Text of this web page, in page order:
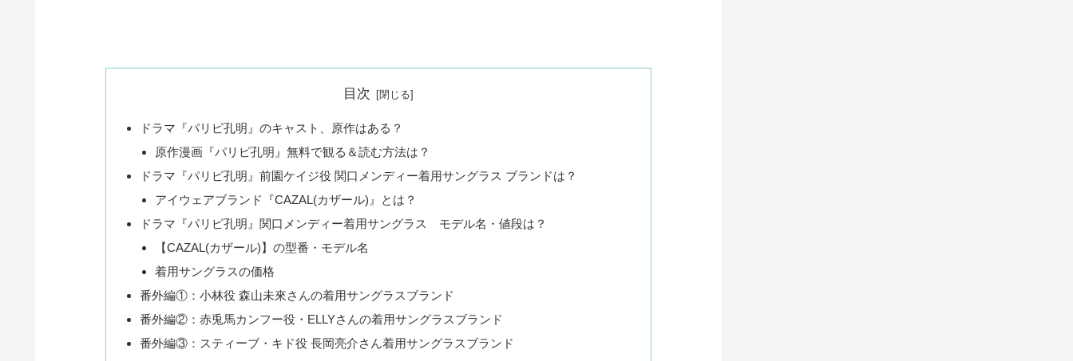
目次
ドラマ『パリピ孔明』のキャスト、原作はある？
原作漫画『パリピ孔明』無料で観る＆読む方法は？
ドラマ『パリピ孔明』前園ケイジ役 関口メンディー着用サングラス ブランドは？
アイウェアブランド『CAZAL(カザール)』とは？
ドラマ『パリピ孔明』関口メンディー着用サングラス モデル名・値段は？
【CAZAL(カザール)】の型番・モデル名
着用サングラスの価格
番外編①：小林役 森山未來さんの着用サングラスブランド
番外編②：赤兎馬カンフー役・ELLYさんの着用サングラスブランド
番外編③：スティーブ・キド役 長岡亮介さん着用サングラスブランド